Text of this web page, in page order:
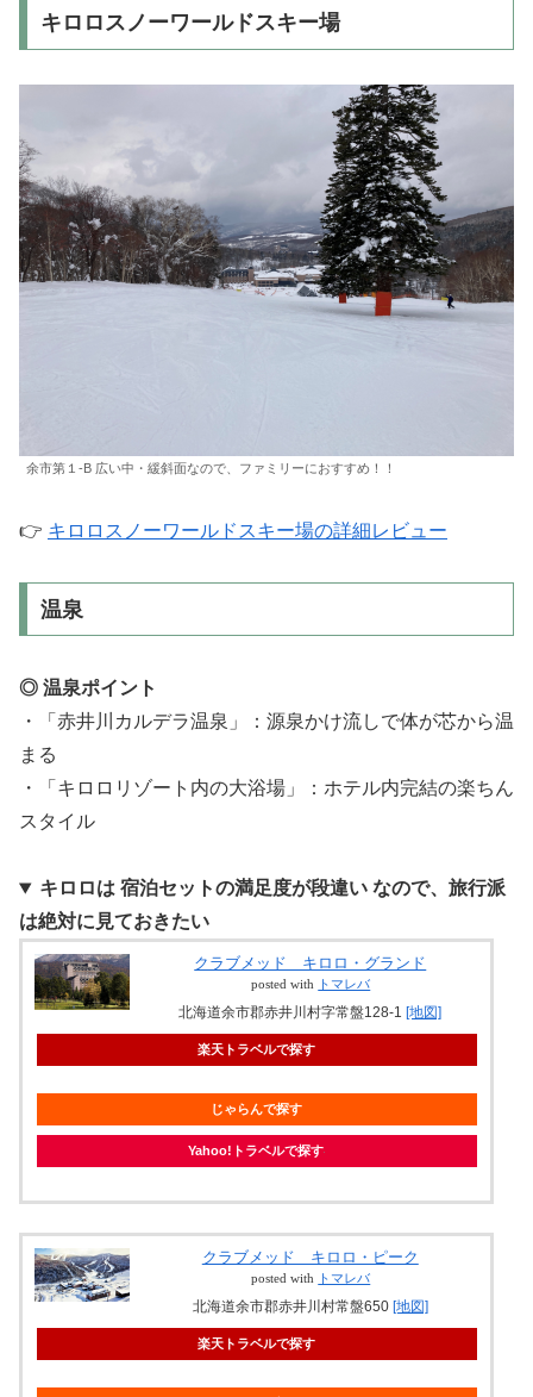
キロロスノーワールドスキー場
余市第１-B 広い中・緩斜面なので、ファミリーにおすすめ！！
👉 キロロスノーワールドスキー場の詳細レビュー
温泉
◎ 温泉ポイント
・「赤井川カルデラ温泉」：源泉かけ流しで体が芯から温
まる
・「キロロリゾート内の大浴場」：ホテル内完結の楽ちん
スタイル
キロロは 宿泊セットの満足度が段違いなので、旅行派
は絶対に見ておきたい
クラブメッド キロロ・グランド
posted with トマレバ
北海道余市郡赤井川村字常盤128-1 [地図]
楽天トラベルで探す
じゃらんで探す
Yahoo!トラベルで探す
クラブメッド キロロ・ピーク
posted with トマレバ
北海道余市郡赤井川村常盤650 [地図]
楽天トラベルで探す